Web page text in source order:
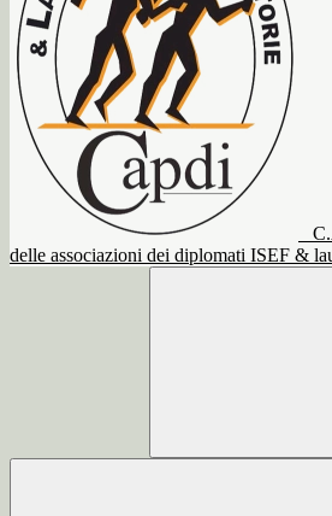
delle associazioni dei diplomati ISEF &